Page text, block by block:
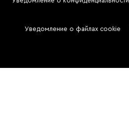
Two
Уведомление о файлах cookie